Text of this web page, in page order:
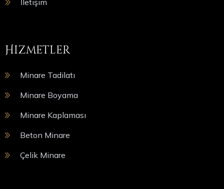
Hizmetler
Minare Tadilatı
Minare Boyama
Minare Kaplaması
Beton Minare
Çelik Minare